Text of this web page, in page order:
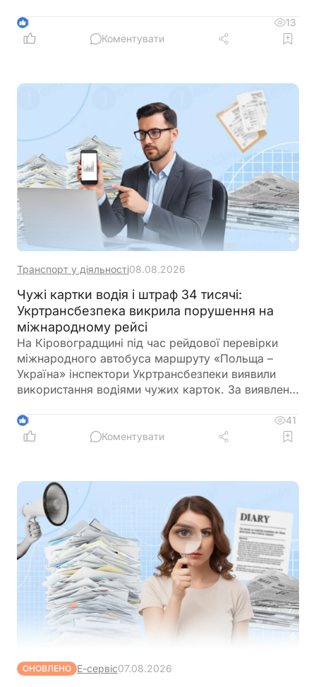
між державними органами, операторами
критичної інфраструктури та іншими суб’єктами
3
13
Коментувати
Транспорт у діяльності08.08.2026
Чужі картки водія і штраф 34 тисячі:
Укртрансбезпека викрила порушення на
міжнародному рейсі
На Кіровоградщині під час рейдової перевірки
міжнародного автобуса маршруту «Польща –
Україна» інспектори Укртрансбезпеки виявили
використання водіями чужих карток. За виявлене
34 тис. грн
3
41
Коментувати
ОНОВЛЕНО Е-сервіс07.08.2026